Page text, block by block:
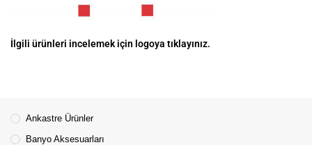
Ankastre Ürünler
Banyo Aksesuarları
İlgili ürünleri incelemek için logoya tıklayınız.